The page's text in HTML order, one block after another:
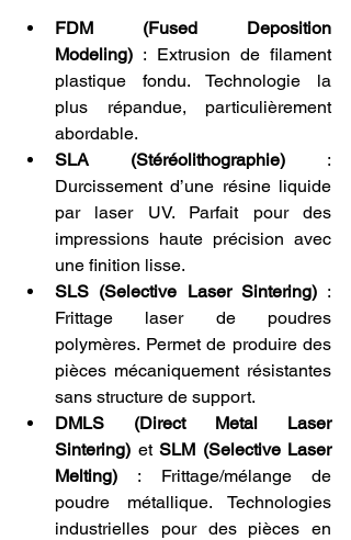
FDM (Fused Deposition
Modeling) : Extrusion de filament
plastique fondu. Technologie la
plus répandue, particulièrement
abordable.
SLA (Stéréolithographie) :
Durcissement d’une résine liquide
par laser UV. Parfait pour des
impressions haute précision avec
une finition lisse.
SLS (Selective Laser Sintering) :
Frittage laser de poudres
polymères. Permet de produire des
pièces mécaniquement résistantes
sans structure de support.
DMLS (Direct Metal Laser
Sintering) et SLM (Selective Laser
Melting) : Frittage/mélange de
poudre métallique. Technologies
industrielles pour des pièces en